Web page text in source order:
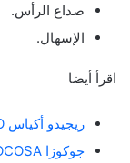
صداع الرأس.
الإسهال.
اقرأ أيضا
ريجيدو أكياس RIGIDO مكمل غذائي للعظام